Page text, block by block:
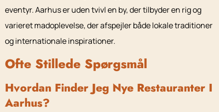
eventyr. Aarhus er uden tvivl en by, der tilbyder en rig og
varieret madoplevelse, der afspejler både lokale traditioner
og internationale inspirationer.
Ofte Stillede Spørgsmål
Hvordan Finder Jeg Nye Restauranter I
Aarhus?